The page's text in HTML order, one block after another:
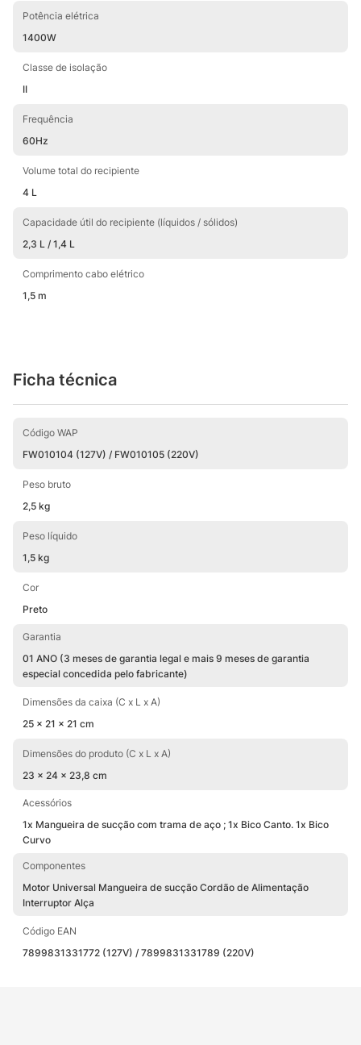
Potência elétrica
1400W
Classe de isolação
II
Frequência
60Hz
Volume total do recipiente
4 L
Capacidade útil do recipiente (líquidos / sólidos)
2,3 L / 1,4 L
Comprimento cabo elétrico
1,5 m
Ficha técnica
Código WAP
FW010104 (127V) / FW010105 (220V)
Peso bruto
2,5 kg
Peso líquido
1,5 kg
Cor
Preto
Garantia
01 ANO (3 meses de garantia legal e mais 9 meses de garantia
especial concedida pelo fabricante)
Dimensões da caixa (C x L x A)
25 x 21 x 21 cm
Dimensões do produto (C x L x A)
23 x 24 x 23,8 cm
Acessórios
1x Mangueira de sucção com trama de aço ; 1x Bico Canto. 1x Bico
Curvo
Componentes
Motor Universal Mangueira de sucção Cordão de Alimentação
Interruptor Alça
Código EAN
7899831331772 (127V) / 7899831331789 (220V)